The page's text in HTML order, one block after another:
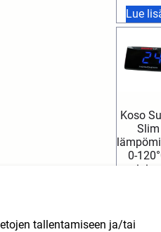
Lue
Koso
Slim
0-
sininen
Lue
tallentamiseen ja/tai